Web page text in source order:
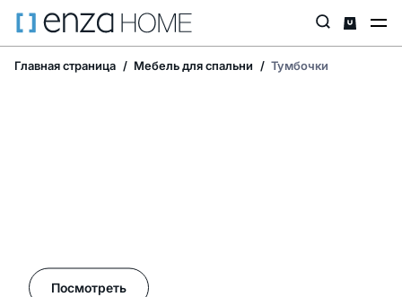
Главная страница Мебель для спальни Тумбочки
Посмотреть